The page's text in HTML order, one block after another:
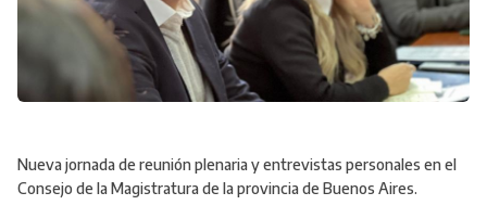
Nueva jornada de reunión plenaria y entrevistas personales en el
Consejo de la Magistratura de la provincia de Buenos Aires.